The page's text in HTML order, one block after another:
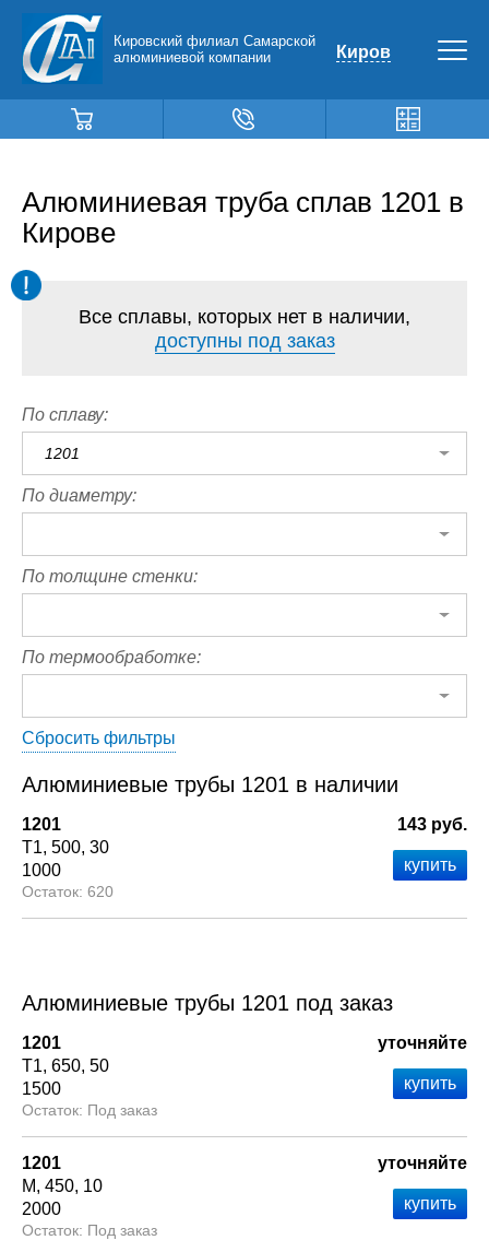
Кировский филиал Самарской
алюминиевой компании
Киров
Алюминиевая труба сплав 1201 в
Кирове
Все сплавы, которых нет в наличии,
доступны под заказ
По сплаву:
1201
По диаметру:
По толщине стенки:
По термообработке:
Сбросить фильтры
Алюминиевые трубы 1201 в наличии
1201
Т1 500 30
1000
620
143 руб.
Алюминиевые трубы 1201 под заказ
1201
Т1 650 50
1500
Под заказ
уточняйте
1201
М 450 10
2000
Под заказ
уточняйте